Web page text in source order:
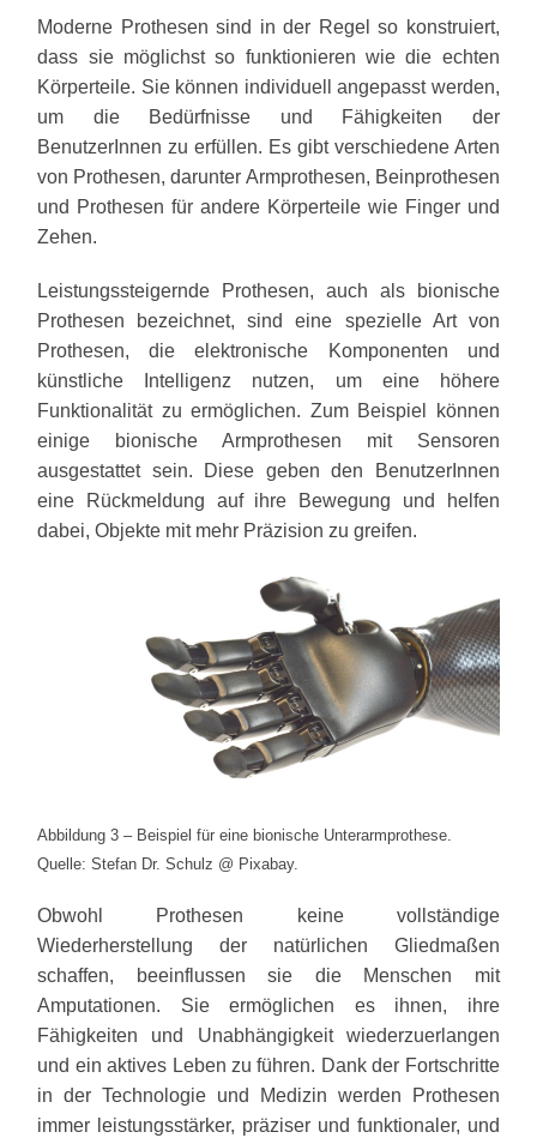
Moderne Prothesen sind in der Regel so konstruiert,
dass sie möglichst so funktionieren wie die echten
Körperteile. Sie können individuell angepasst werden,
um die Bedürfnisse und Fähigkeiten der
BenutzerInnen zu erfüllen. Es gibt verschiedene Arten
von Prothesen, darunter Armprothesen, Beinprothesen
und Prothesen für andere Körperteile wie Finger und
Zehen.
Leistungssteigernde Prothesen, auch als bionische
Prothesen bezeichnet, sind eine spezielle Art von
Prothesen, die elektronische Komponenten und
künstliche Intelligenz nutzen, um eine höhere
Funktionalität zu ermöglichen. Zum Beispiel können
einige bionische Armprothesen mit Sensoren
ausgestattet sein. Diese geben den BenutzerInnen
eine Rückmeldung auf ihre Bewegung und helfen
dabei, Objekte mit mehr Präzision zu greifen.
Abbildung 3 – Beispiel für eine bionische Unterarmprothese.
Quelle: Stefan Dr. Schulz @ Pixabay.
Obwohl Prothesen keine vollständige
Wiederherstellung der natürlichen Gliedmaßen
schaffen, beeinflussen sie die Menschen mit
Amputationen. Sie ermöglichen es ihnen, ihre
Fähigkeiten und Unabhängigkeit wiederzuerlangen
und ein aktives Leben zu führen. Dank der Fortschritte
in der Technologie und Medizin werden Prothesen
immer leistungsstärker, präziser und funktionaler, und